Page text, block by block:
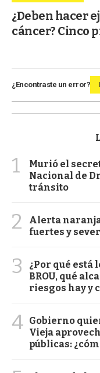
¿Deben hacer
cáncer? Cinco
¿Encontraste un error?
1
Murió el
Nacional de
tránsito
2
Alerta
fuertes y
3
¿Por qué está
BROU, qué
riesgos hay y
4 Gobierno
Vieja
públicas: